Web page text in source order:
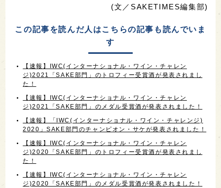
(文／SAKETIMES編集部)
この記事を読んだ人はこちらの記事も読んでいま
す
【速報】IWC(インターナショナル・ワイン・チャレン
ジ)2021「SAKE部門」のトロフィー受賞酒が発表されまし
た！
【速報】IWC(インターナショナル・ワイン・チャレン
ジ)2021「SAKE部門」のメダル受賞酒が発表されました！
【速報】「IWC(インターナショナル・ワイン・チャレンジ)
2020」SAKE部門のチャンピオン・サケが発表されました！
【速報】IWC(インターナショナル・ワイン・チャレン
ジ)2020「SAKE部門」のトロフィー受賞酒が発表されまし
た！
【速報】IWC(インターナショナル・ワイン・チャレン
ジ)2020「SAKE部門」のメダル受賞酒が発表されました！